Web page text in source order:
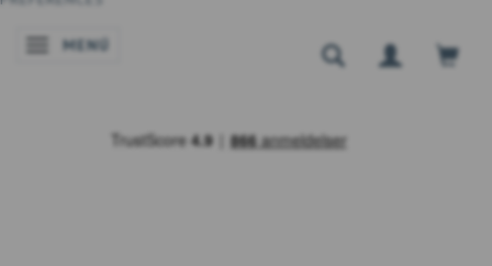
NAVEGACIÓN DE PALANCA
MENÚ